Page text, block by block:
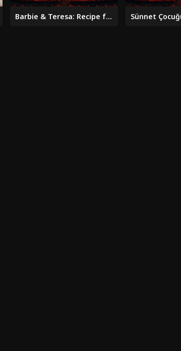
Barbie & Teresa: Recipe for Friendship 2025 izle Sünnet